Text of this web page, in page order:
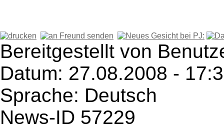
Bereitgestellt von
Datum: 27.08.2008 -
Sprache: Deutsch
News-ID 57229